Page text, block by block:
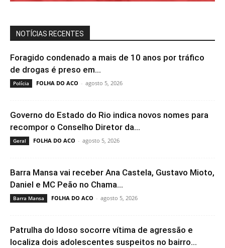
NOTÍCIAS RECENTES
Foragido condenado a mais de 10 anos por tráfico
de drogas é preso em...
Polícia FOLHA DO ACO - agosto 5, 2026
Governo do Estado do Rio indica novos nomes para
recompor o Conselho Diretor da...
Geral FOLHA DO ACO - agosto 5, 2026
Barra Mansa vai receber Ana Castela, Gustavo Mioto,
Daniel e MC Peão no Chama...
Barra Mansa FOLHA DO ACO - agosto 5, 2026
Patrulha do Idoso socorre vítima de agressão e
localiza dois adolescentes suspeitos no bairro...